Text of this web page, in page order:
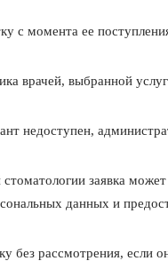
с момента ее
врачей, выбранной
недоступен,
заявка
данных и
без рассмотрения,